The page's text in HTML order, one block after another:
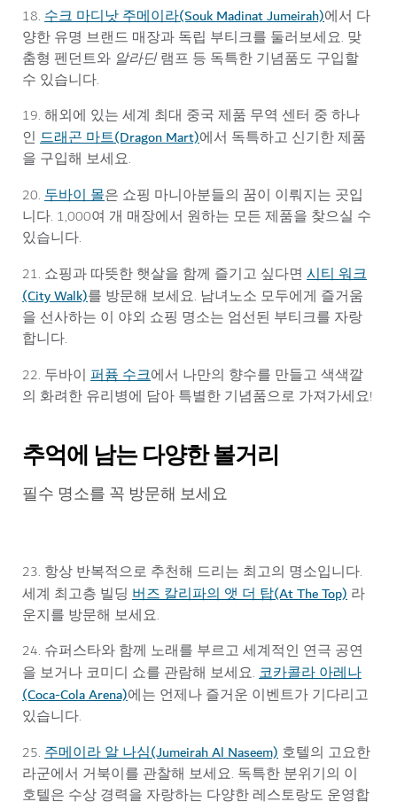
18. 수크 마디낫 주메이라(Souk Madinat Jumeirah)에서 다
양한 유명 브랜드 매장과 독립 부티크를 둘러보세요. 맞
춤형 펜던트와 알라딘램프 등 독특한 기념품도 구입할
수 있습니다.
19. 해외에 있는 세계 최대 중국 제품 무역 센터 중 하나
인 드래곤 마트(Dragon Mart)에서 독특하고 신기한 제품
을 구입해 보세요.
20. 두바이 몰은 쇼핑 마니아분들의 꿈이 이뤄지는 곳입
니다. 1,000여 개 매장에서 원하는 모든 제품을 찾으실 수
있습니다.
21. 쇼핑과 따뜻한 햇살을 함께 즐기고 싶다면 시티 워크
(City Walk)를 방문해 보세요. 남녀노소 모두에게 즐거움
을 선사하는 이 야외 쇼핑 명소는 엄선된 부티크를 자랑
합니다.
22. 두바이 퍼퓸 수크에서 나만의 향수를 만들고 색색깔
의 화려한 유리병에 담아 특별한 기념품으로 가져가세요!
추억에 남는 다양한 볼거리
필수 명소를 꼭 방문해 보세요
23. 항상 반복적으로 추천해 드리는 최고의 명소입니다.
세계 최고층 빌딩 버즈 칼리파의 앳 더 탑(At The Top) 라
운지를 방문해 보세요.
24. 슈퍼스타와 함께 노래를 부르고 세계적인 연극 공연
을 보거나 코미디 쇼를 관람해 보세요. 코카콜라 아레나
(Coca-Cola Arena)에는 언제나 즐거운 이벤트가 기다리고
있습니다.
25. 주메이라 알 나심(Jumeirah Al Naseem) 호텔의 고요한
라군에서 거북이를 관찰해 보세요. 독특한 분위기의 이
호텔은 수상 경력을 자랑하는 다양한 레스토랑도 운영합